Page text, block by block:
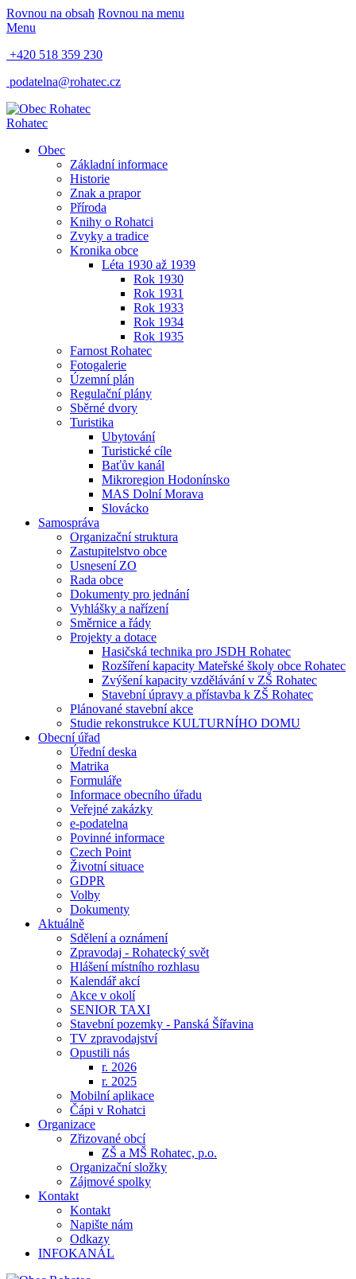
Rovnou na obsah Rovnou na menu
Menu
+420 518 359 230
podatelna@rohatec.cz
Rohatec
Obec
Základní informace
Historie
Znak a prapor
Příroda
Knihy o Rohatci
Zvyky a tradice
Kronika obce
Léta 1930 až 1939
Rok 1930
Rok 1931
Rok 1933
Rok 1934
Rok 1935
Farnost Rohatec
Fotogalerie
Územní plán
Regulační plány
Sběrné dvory
Turistika
Ubytování
Turistické cíle
Baťův kanál
Mikroregion Hodonínsko
MAS Dolní Morava
Slovácko
Samospráva
Organizační struktura
Zastupitelstvo obce
Usnesení ZO
Rada obce
Dokumenty pro jednání
Vyhlášky a nařízení
Směrnice a řády
Projekty a dotace
Hasičská technika pro JSDH Rohatec
Rozšíření kapacity Mateřské školy obce Rohatec
Zvýšení kapacity vzdělávání v ZŠ Rohatec
Stavební úpravy a přístavba k ZŠ Rohatec
Plánované stavební akce
Studie rekonstrukce KULTURNÍHO DOMU
Obecní úřad
Úřední deska
Matrika
Formuláře
Informace obecního úřadu
Veřejné zakázky
e-podatelna
Povinné informace
Czech Point
Životní situace
GDPR
Volby
Dokumenty
Aktuálně
Sdělení a oznámení
Zpravodaj - Rohatecký svět
Hlášení místního rozhlasu
Kalendář akcí
Akce v okolí
SENIOR TAXI
Stavební pozemky - Panská Šířavina
TV zpravodajství
Opustili nás
r. 2026
r. 2025
Mobilní aplikace
Čápi v Rohatci
Organizace
Zřizované obcí
ZŠ a MŠ Rohatec, p.o.
Organizační složky
Zájmové spolky
Kontakt
Kontakt
Napište nám
Odkazy
INFOKANÁL